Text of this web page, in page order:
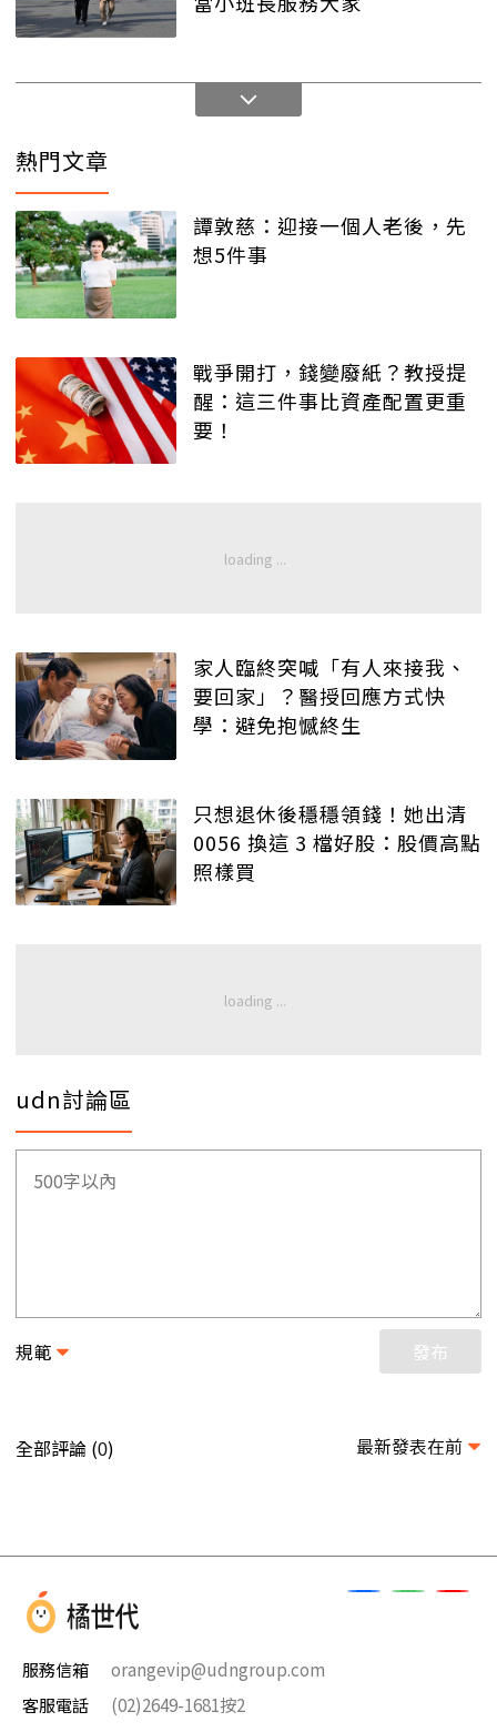
熱門文章
譚敦慈：迎接一個人老後，先
想5件事
戰爭開打，錢變廢紙？教授提
醒：這三件事比資產配置更重
要！
家人臨終突喊「有人來接我、
要回家」？醫授回應方式快
學：避免抱憾終生
只想退休後穩穩領錢！她出清
0056 換這 3 檔好股：股價高點
照樣買
udn討論區
規範 發布
全部評論 (0) 最新發表在前
服務信箱
orangevip@udngroup.com
客服電話
(02)2649-1681按2